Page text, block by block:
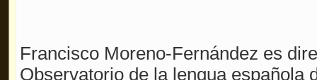
Francisco Moreno-Fernández es
Observatorio de la lengua española